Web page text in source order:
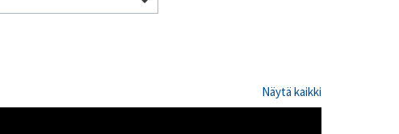
Näytä kaikki